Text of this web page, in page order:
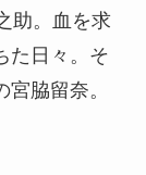
助。血を求
た日々。そ
脇留奈。